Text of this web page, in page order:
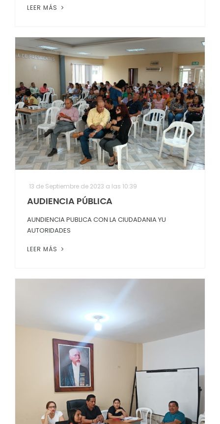
LEER MÁS
13 de Septiembre de 2023 a las 10:39
AUDIENCIA PÚBLICA
AUNDIENCIA PUBLICA CON LA CIUDADANIA YU
AUTORIDADES
LEER MÁS